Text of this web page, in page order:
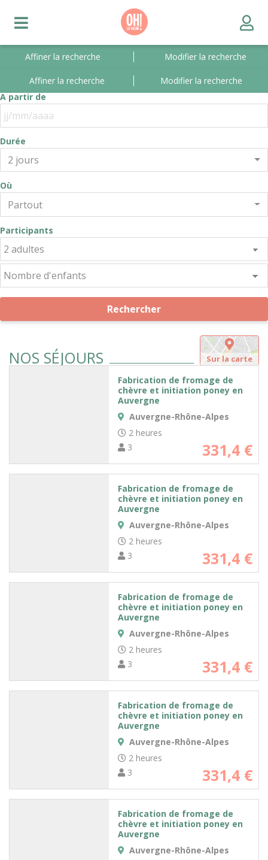
Affiner la recherche Modifier la recherche
Affiner la recherche
Modifier la recherche
A partir de
Durée
2 jours
Où
Partout
Participants
Rechercher
NOS SÉJOURS Sur la carte
Fabrication de fromage de
chèvre et initiation poney en
Auvergne
Auvergne-Rhône-Alpes
2 heures
3
331,4 €
Fabrication de fromage de
chèvre et initiation poney en
Auvergne
Auvergne-Rhône-Alpes
2 heures
3
331,4 €
Fabrication de fromage de
chèvre et initiation poney en
Auvergne
Auvergne-Rhône-Alpes
2 heures
3
331,4 €
Fabrication de fromage de
chèvre et initiation poney en
Auvergne
Auvergne-Rhône-Alpes
2 heures
3
331,4 €
Fabrication de fromage de
chèvre et initiation poney en
Auvergne
Auvergne-Rhône-Alpes